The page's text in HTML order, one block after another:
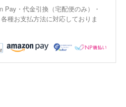
Pay・代金引換（宅配便のみ）・
種お支払方法に対応しておりま